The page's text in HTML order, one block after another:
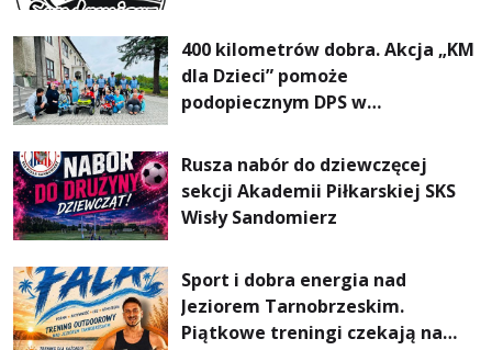
Pieszym „Tam Gdzie Pieprz
Rośnie”
400 kilometrów dobra. Akcja „KM
dla Dzieci” pomoże
podopiecznym DPS w
Rusza nabór do dziewczęcej
sekcji Akademii Piłkarskiej SKS
Wisły Sandomierz
Sport i dobra energia nad
Jeziorem Tarnobrzeskim.
Piątkowe treningi czekają na